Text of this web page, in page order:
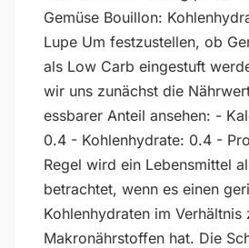
Gemüse Bouillon:
Lupe Um festzustellen, ob
als Low Carb eingestuft
wir uns zunächst die
essbarer Anteil ansehen: -
0.4 - Kohlenhydrate: 0.4 -
Regel wird ein Lebensmittel
betrachtet, wenn es einen
Kohlenhydraten im Verhältnis
Makronährstoffen hat. Die